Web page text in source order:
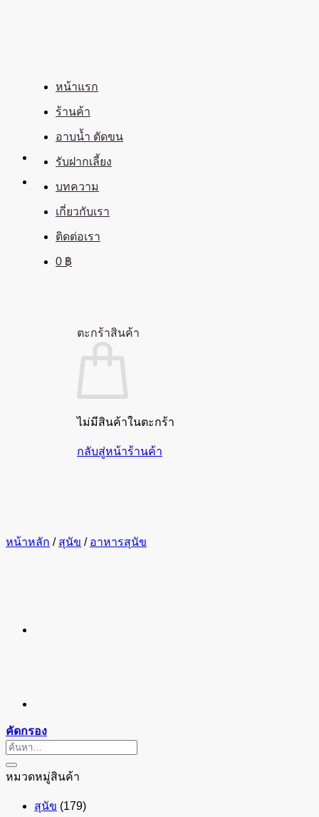
หน้าแรก
ร้านค้า
อาบน้ำ ตัดขน
รับฝากเลี้ยง
บทความ
เกี่ยวกับเรา
ติดต่อเรา
0 ฿
ตะกร้าสินค้า
ไม่มีสินค้าในตะกร้า
กลับสู่หน้าร้านค้า
หน้าหลัก / สุนัข / อาหารสุนัข
คัดกรอง
ค้นหา:
หมวดหมู่สินค้า
สุนัข (179)